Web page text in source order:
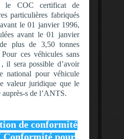
le COC certificat de
particulières fabriqués
le 01 janvier 1996,
avant le 01 janvier
plus de 3,50 tonnes
ces véhicules sans
, il sera possible d’avoir
national pour véhicule
valeur juridique que le
s de l’ANTS.
de conformité
Conformité pour